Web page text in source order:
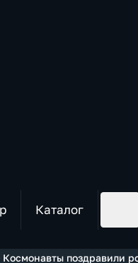
Каталог
поздравили